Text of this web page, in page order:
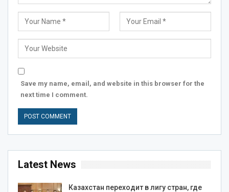
Save my name, email, and website in this browser for the
next time I comment.
Latest News
Казахстан переходит в лигу стран, где